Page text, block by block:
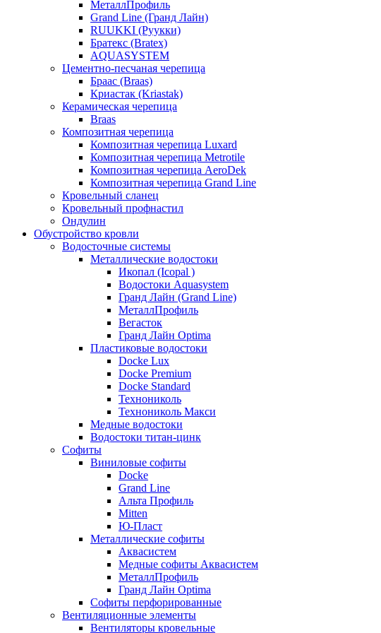
МеталлПрофиль
Grand Line (Гранд Лайн)
RUUKKI (Руукки)
Братекс (Bratex)
AQUASYSTEM
Цементно-песчаная черепица
Браас (Braas)
Криастак (Kriastak)
Керамическая черепица
Braas
Композитная черепица
Композитная черепица Luxard
Композитная черепица Metrotile
Композитная черепица AeroDek
Композитная черепица Grand Line
Кровельный сланец
Кровельный профнастил
Ондулин
Обустройство кровли
Водосточные системы
Металлические водостоки
Икопал (Icopal )
Водостоки Aquasystem
Гранд Лайн (Grand Line)
МеталлПрофиль
Вегасток
Гранд Лайн Optima
Пластиковые водостоки
Docke Lux
Docke Premium
Docke Standard
Технониколь
Технониколь Макси
Медные водостоки
Водостоки титан-цинк
Софиты
Виниловые софиты
Docke
Grand Line
Альта Профиль
Mitten
Ю-Пласт
Металлические софиты
Аквасистем
Медные софиты Аквасистем
МеталлПрофиль
Гранд Лайн Optima
Софиты перфорированные
Вентиляционные элементы
Вентиляторы кровельные